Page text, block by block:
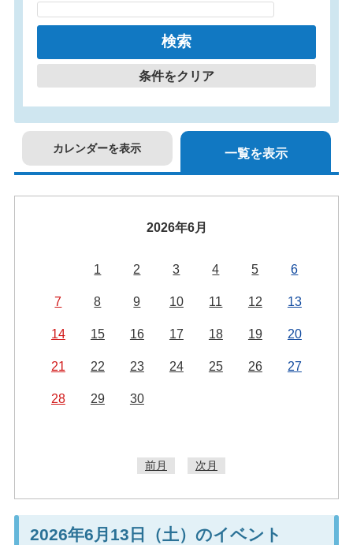
条件をクリア
カレンダーを表示 一覧を表示
2026年6月
1 2 3 4 5 6
7 8 9 10 11 12 13
14 15 16 17 18 19 20
21 22 23 24 25 26 27
28 29 30
前月 次月
2026年6月13日（土）のイベント